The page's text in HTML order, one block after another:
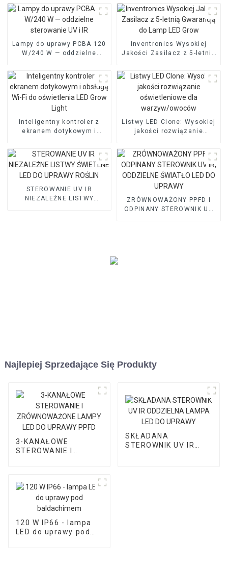
Lampy do uprawy PCBA 120
W/240 W — oddzielne
Inventronics Wysokiej
Jakości Zasilacz z 5-letnią
Grow
Inteligentny kontroler z
ekranem dotykowym i
oświetlenia LED Grow Light
Listwy LED Clone: ​​Wysokiej
jakości rozwiązanie
warzyw/owoców
STEROWANIE UV IR
NIEZALEŻNE LISTWY
ZRÓWNOWAŻONY PPFD I
ODPINANY STEROWNIK UV
Najlepiej Sprzedające Się Produkty
3-KANAŁOWE
STEROWANIE I
SKŁADANA
STEROWNIK UV IR
120 W IP66 - lampa
LED do uprawy pod